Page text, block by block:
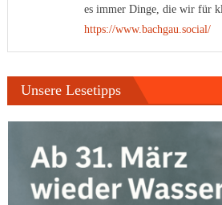
es immer Dinge, die wir für
https://www.bachgau.social/
Unsere Lesetipps